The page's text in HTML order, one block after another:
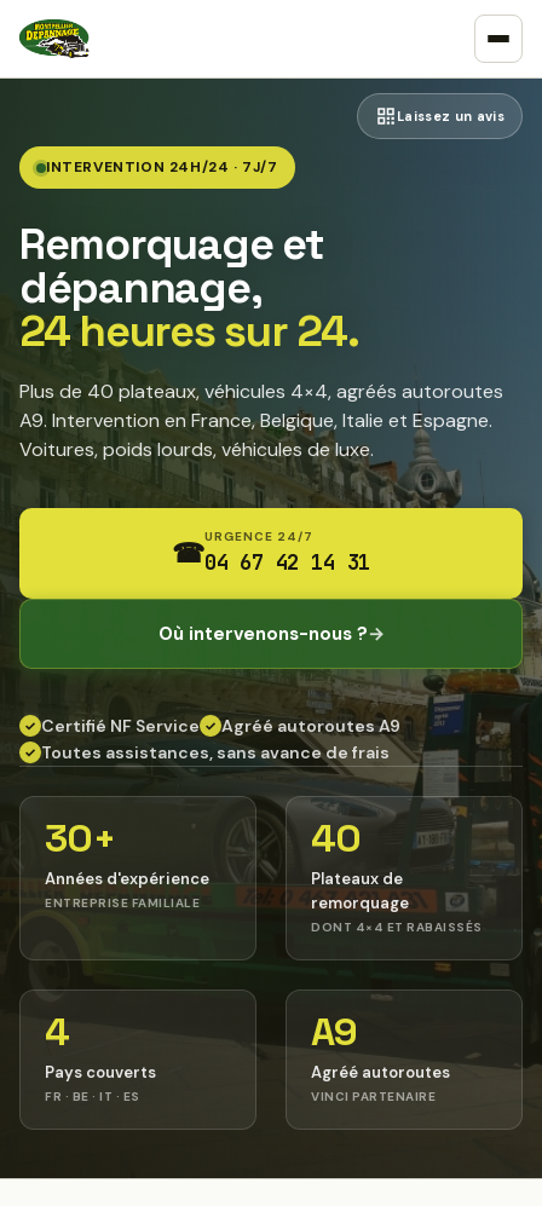
Laissez un avis
INTERVENTION 24H/24 · 7J/7
Remorquage et
dépannage,
24 heures sur 24.
Plus de 40 plateaux, véhicules 4×4, agréés autoroutes
A9. Intervention en France, Belgique, Italie et Espagne.
Voitures, poids lourds, véhicules de luxe.
☎URGENCE 24/7
04 67 42 14 31
Où intervenons-nous ?→
✓ Certifié NF Service ✓ Agréé autoroutes A9
✓ Toutes assistances, sans avance de frais
30+
Années d'expérience
ENTREPRISE FAMILIALE
40
Plateaux de
remorquage
DONT 4×4 ET RABAISSÉS
4
Pays couverts
FR · BE · IT · ES
A9
Agréé autoroutes
VINCI PARTENAIRE